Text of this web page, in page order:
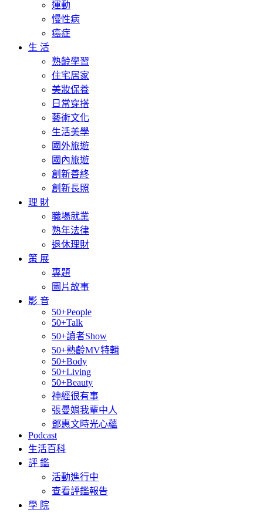
運動
慢性病
癌症
生 活
熟齡學習
住宅居家
美妝保養
日常穿搭
藝術文化
生活美學
國外旅遊
國內旅遊
創新善終
創新長照
理 財
職場就業
熟年法律
退休理財
策 展
專題
圖片故事
影 音
50+People
50+Talk
50+讀者Show
50+熟齡MV特輯
50+Body
50+Living
50+Beauty
神經很有事
張曼娟我輩中人
鄧惠文時光心蘊
Podcast
生活百科
評 鑑
活動進行中
查看評鑑報告
學 院